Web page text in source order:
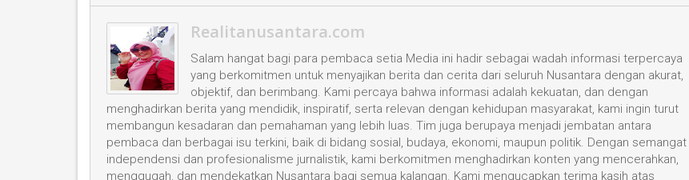
Realitanusantara.com
Salam hangat bagi para pembaca setia Media ini hadir sebagai wadah informasi terpercaya
yang berkomitmen untuk menyajikan berita dan cerita dari seluruh Nusantara dengan akurat,
objektif, dan berimbang. Kami percaya bahwa informasi adalah kekuatan, dan dengan
menghadirkan berita yang mendidik, inspiratif, serta relevan dengan kehidupan masyarakat, kami ingin turut
membangun kesadaran dan pemahaman yang lebih luas. Tim juga berupaya menjadi jembatan antara
pembaca dan berbagai isu terkini, baik di bidang sosial, budaya, ekonomi, maupun politik. Dengan semangat
independensi dan profesionalisme jurnalistik, kami berkomitmen menghadirkan konten yang mencerahkan,
menggugah, dan mendekatkan Nusantara bagi semua kalangan. Kami mengucapkan terima kasih atas